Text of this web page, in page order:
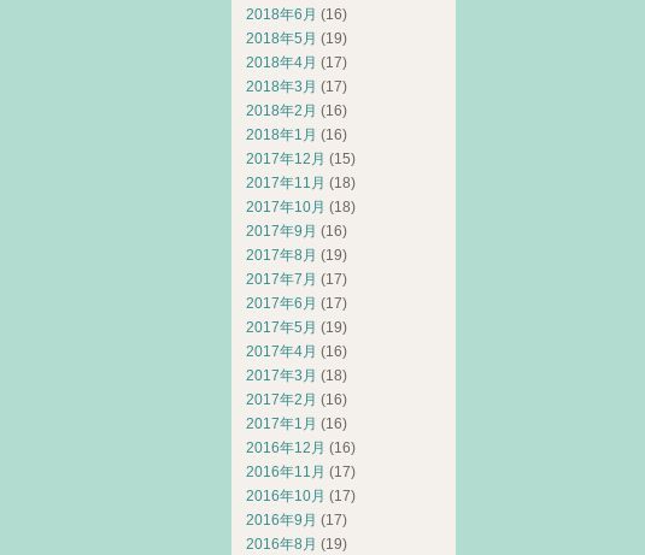
2018年6月 (16)
2018年5月 (19)
2018年4月 (17)
2018年3月 (17)
2018年2月 (16)
2018年1月 (16)
2017年12月 (15)
2017年11月 (18)
2017年10月 (18)
2017年9月 (16)
2017年8月 (19)
2017年7月 (17)
2017年6月 (17)
2017年5月 (19)
2017年4月 (16)
2017年3月 (18)
2017年2月 (16)
2017年1月 (16)
2016年12月 (16)
2016年11月 (17)
2016年10月 (17)
2016年9月 (17)
2016年8月 (19)